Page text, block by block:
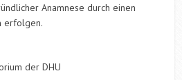
Anamnese durch einen
erfolgen.
der DHU